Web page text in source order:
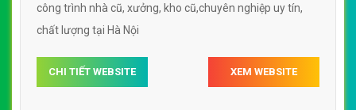
công trình nhà cũ, xưởng, kho cũ,chuyên nghiệp uy tín,
chất lượng tại Hà Nội
CHI TIẾT WEBSITE XEM WEBSITE